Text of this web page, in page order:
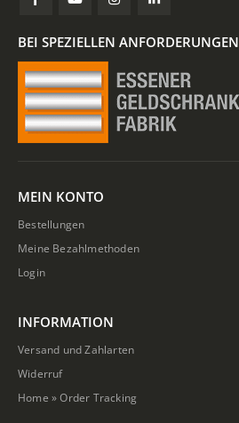
BEI SPEZIELLEN ANFORDERUNGEN
MEIN KONTO
Bestellungen
Meine Bezahlmethoden
Login
INFORMATION
Versand und Zahlarten
Widerruf
Home »Order Tracking